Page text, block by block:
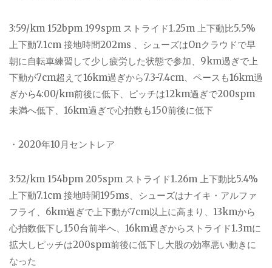
3:59/km 152bpm 199spm ストライド1.25m 上下動比5.5%
上下動7.1cm 接地時間202ms 、シューズはOnクラウドで早
朝に自転車練習して少し疲労した状態で参加、9km過ぎで上
下動が7cm超えて16km過ぎから7.3-7.4cm、ペースも16km過
ぎから4:00/km前後に低下、ピッチは12km過ぎで200spm
未満へ低下、16km過ぎで心拍数も150前後に低下
・2020年10月セントレア
3:52/km 154bpm 205spm ストライド1.26m 上下動比5.4%
上下動7.1cm 接地時間195ms、シューズはナイキ・アルファ
フライ、6km過ぎで上下動が7cm以上に高まり、13kmから
心拍数低下し150台前半へ、16km過ぎからストライド1.3mに
拡大しピッチは200spm前後に低下し大股の効率悪い動きに
なった